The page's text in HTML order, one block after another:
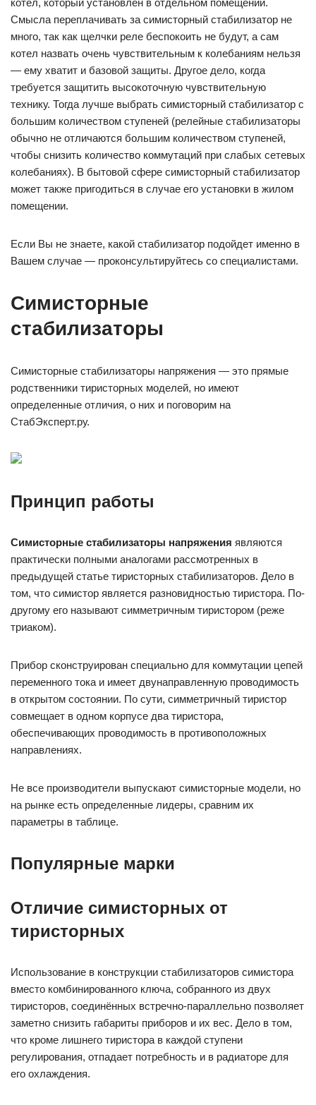
котел, который установлен в отдельном помещении.
Смысла переплачивать за симисторный стабилизатор не
много, так как щелчки реле беспокоить не будут, а сам
котел назвать очень чувствительным к колебаниям нельзя
— ему хватит и базовой защиты. Другое дело, когда
требуется защитить высокоточную чувствительную
технику. Тогда лучше выбрать симисторный стабилизатор с
большим количеством ступеней (релейные стабилизаторы
обычно не отличаются большим количеством ступеней,
чтобы снизить количество коммутаций при слабых сетевых
колебаниях). В бытовой сфере симисторный стабилизатор
может также пригодиться в случае его установки в жилом
помещении.
Если Вы не знаете, какой стабилизатор подойдет именно в
Вашем случае — проконсультируйтесь со специалистами.
Симисторные
стабилизаторы
Симисторные стабилизаторы напряжения — это прямые
родственники тиристорных моделей, но имеют
определенные отличия, о них и поговорим на
СтабЭксперт.ру.
Принцип работы
Симисторные стабилизаторы напряжения являются
практически полными аналогами рассмотренных в
предыдущей статье тиристорных стабилизаторов. Дело в
том, что симистор является разновидностью тиристора. По-
другому его называют симметричным тиристором (реже
триаком).
Прибор сконструирован специально для коммутации цепей
переменного тока и имеет двунаправленную проводимость
в открытом состоянии. По сути, симметричный тиристор
совмещает в одном корпусе два тиристора,
обеспечивающих проводимость в противоположных
направлениях.
Не все производители выпускают симисторные модели, но
на рынке есть определенные лидеры, сравним их
параметры в таблице.
Популярные марки
Отличие симисторных от
тиристорных
Использование в конструкции стабилизаторов симистора
вместо комбинированного ключа, собранного из двух
тиристоров, соединённых встречно-параллельно позволяет
заметно снизить габариты приборов и их вес. Дело в том,
что кроме лишнего тиристора в каждой ступени
регулирования, отпадает потребность и в радиаторе для
его охлаждения.